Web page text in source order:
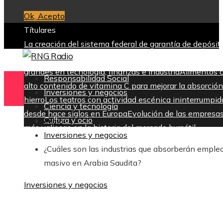
Ok, Acepto
Títulares
La creación del sistema federal de garantía de
tras la Gran Depresión
grandes en tecnología, finanzas e industriaAlimentos
alto contenido de vitamina C para mejorar la
hierroLos teatros con actividad escénica
desde hace siglos en EuropaEvolución de las
más valiosas en la historia del mercado bursátil
viernes, agosto 7
Responsabilidad Social
Inversiones y negocios
Ciencia y tecnología
Cultura y ocio
Inicio
Inversiones y negocios
¿Cuáles son las industrias que absorberán
masivo en Arabia Saudita?
Inversiones y negocios